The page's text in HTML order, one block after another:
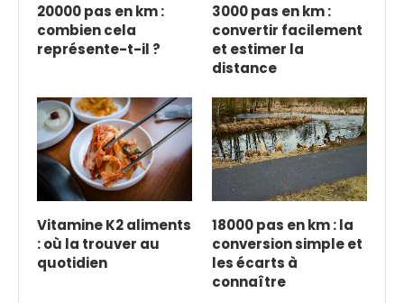
20000 pas en km :
combien cela
représente-t-il ?
3000 pas en km :
convertir facilement
et estimer la
distance
Vitamine K2 aliments
: où la trouver au
quotidien
18000 pas en km : la
conversion simple et
les écarts à
connaître